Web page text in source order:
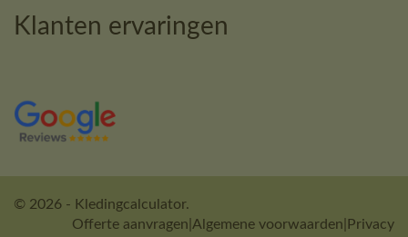
Klanten ervaringen
© 2026 - Kledingcalculator.
Offerte aanvragen Algemene voorwaarden Privacy